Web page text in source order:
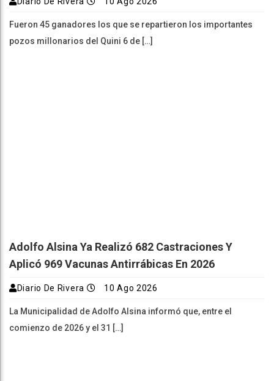
Fueron 45 ganadores los que se repartieron los importantes
pozos millonarios del Quini 6 de […]
Adolfo Alsina Ya Realizó 682 Castraciones Y
Aplicó 969 Vacunas Antirrábicas En 2026
Diario De Rivera 10 Ago 2026
La Municipalidad de Adolfo Alsina informó que, entre el
comienzo de 2026 y el 31 […]